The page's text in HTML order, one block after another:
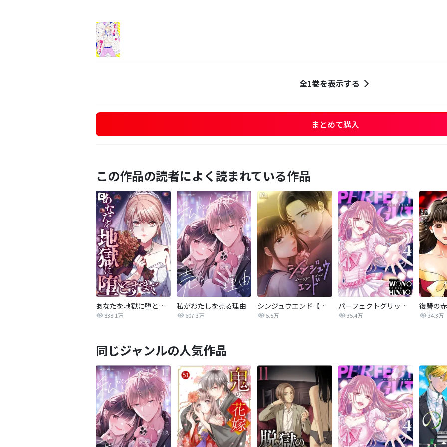
全1巻を表示する
まとめて購入
この作品の読者によく読まれている作品
あなたを地獄に堕とすまで
838.1万
私がわたしを売る理由
607.3万
シンジュウエンド【タテヨミ】
5.5万
パーフェクトグリッター
35.4万 34.3万
同じジャンルの人気作品